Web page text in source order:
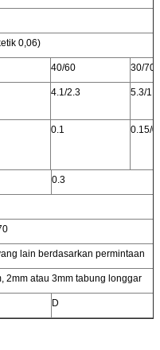
0,06)
40/60 30/70
4.1/2.3 5.3/1.6
0.1 0.15/
0.3
lain berdasarkan permintaan
2mm atau 3mm tabung longgar
D